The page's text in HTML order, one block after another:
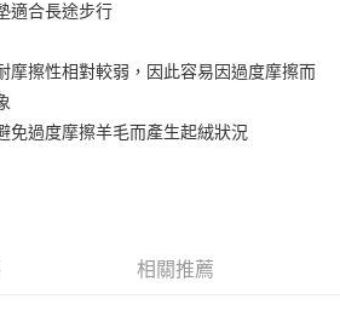
適合長途步行
摩擦性相對較弱，因此容易因過度摩擦而
過度摩擦羊毛而產生起絨狀況
相關推薦